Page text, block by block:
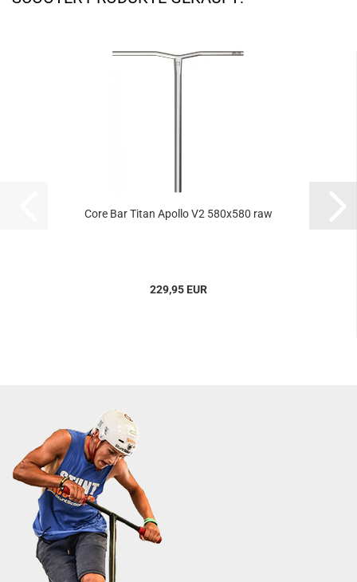
Core Bar Titan Apollo V2 580x580 raw
229,95 EUR